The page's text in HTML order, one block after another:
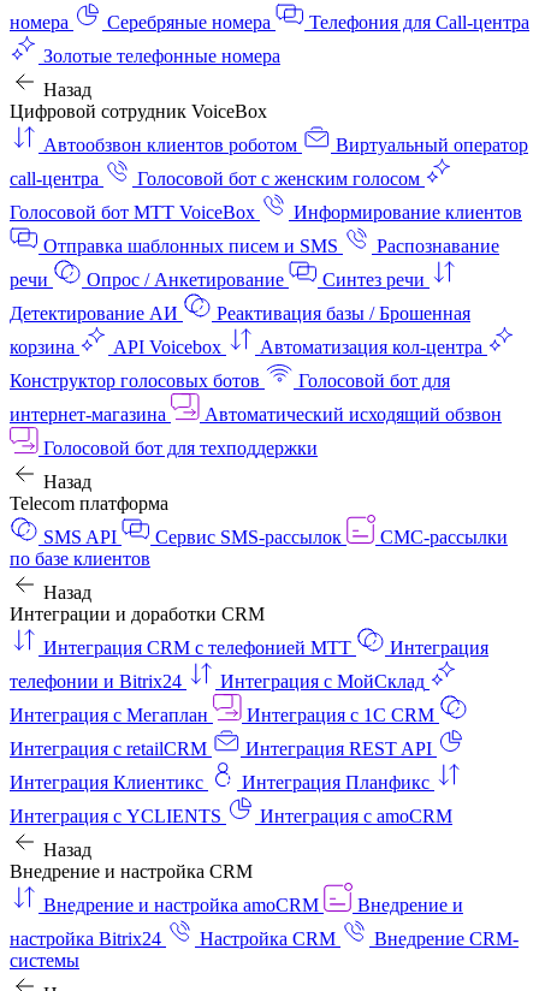
номера
Серебряные номера
Телефония для Call-центра
Золотые телефонные номера
Назад
Цифровой сотрудник VoiceBox
Автообзвон клиентов роботом
Виртуальный оператор
call-центра
Голосовой бот с женским голосом
Голосовой бот МТТ VoiceBox
Информирование клиентов
Отправка шаблонных писем и SMS
Распознавание
речи
Опрос / Анкетирование
Синтез речи
Детектирование АИ
Реактивация базы / Брошенная
корзина
API Voicebox
Автоматизация кол‑центра
Конструктор голосовых ботов
Голосовой бот для
интернет‑магазина
Автоматический исходящий обзвон
Голосовой бот для техподдержки
Назад
Telecom платформа
SMS API
Сервис SMS-рассылок
СМС-рассылки
по базе клиентов
Назад
Интеграции и доработки CRM
Интеграция CRM с телефонией МТТ
Интеграция
телефонии и Bitrix24
Интеграция с МойСклад
Интеграция с Мегаплан
Интеграция с 1C CRM
Интеграция с retailCRM
Интеграция REST API
Интеграция Клиентикс
Интеграция Планфикс
Интеграция с YCLIENTS
Интеграция с amoCRM
Назад
Внедрение и настройка CRM
Внедрение и настройка amoCRM
Внедрение и
настройка Bitrix24
Настройка CRM
Внедрение CRM-
системы